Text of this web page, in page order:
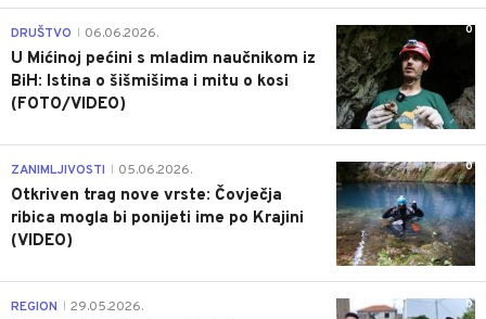
0
DRUŠTVO 06.06.2026.
U Mićinoj pećini s mladim naučnikom iz
BiH: Istina o šišmišima i mitu o kosi
(FOTO/VIDEO)
0
ZANIMLJIVOSTI 05.06.2026.
Otkriven trag nove vrste: Čovječja
ribica mogla bi ponijeti ime po Krajini
(VIDEO)
0
REGION 29.05.2026.